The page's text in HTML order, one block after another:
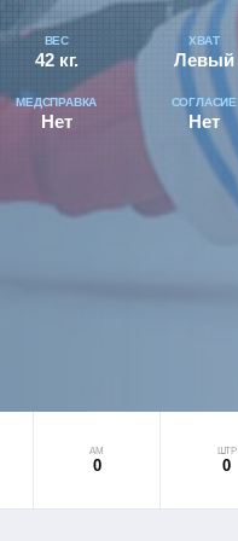
ВЕС
42 кг.
ХВАТ
Левый
МЕДСПРАВКА
Нет
СОГЛАСИЕ
Нет
АМ
0
ШТР
0